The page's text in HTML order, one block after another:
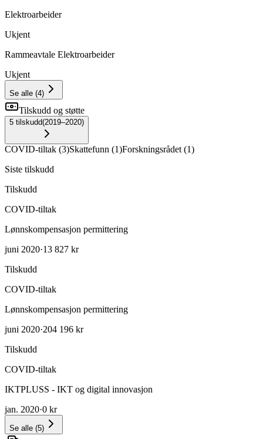
Elektroarbeider
Ukjent
Rammeavtale Elektroarbeider
Ukjent
Se alle (4)
Tilskudd og støtte
5 tilskudd(2019–2020)
COVID-tiltak (3)Skattefunn (1)Forskningsrådet (1)
Siste tilskudd
Tilskudd
COVID-tiltak
Lønnskompensasjon permittering
juni 2020·13 827 kr
Tilskudd
COVID-tiltak
Lønnskompensasjon permittering
juni 2020·204 196 kr
Tilskudd
COVID-tiltak
IKTPLUSS - IKT og digital innovasjon
jan. 2020·0 kr
Se alle (5)